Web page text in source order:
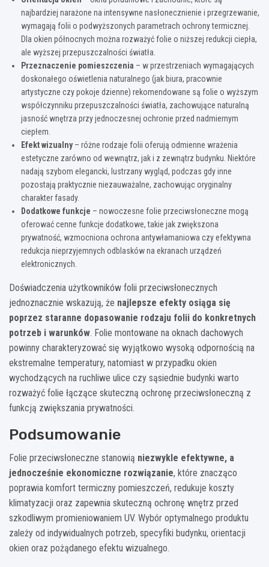
najbardziej narażone na intensywne nasłonecznienie i przegrzewanie,
wymagają folii o podwyższonych parametrach ochrony termicznej.
Dla okien północnych można rozważyć folie o niższej redukcji ciepła,
ale wyższej przepuszczalności światła.
Przeznaczenie pomieszczenia – w przestrzeniach wymagających
doskonałego oświetlenia naturalnego (jak biura, pracownie
artystyczne czy pokoje dzienne) rekomendowane są folie o wyższym
współczynniku przepuszczalności światła, zachowujące naturalną
jasność wnętrza przy jednoczesnej ochronie przed nadmiernym
ciepłem.
Efekt wizualny– różne rodzaje folii oferują odmienne wrażenia
estetyczne zarówno od wewnątrz, jak i z zewnątrz budynku. Niektóre
nadają szybom elegancki, lustrzany wygląd, podczas gdy inne
pozostają praktycznie niezauważalne, zachowując oryginalny
charakter fasady.
Dodatkowe funkcje – nowoczesne folie przeciwsłoneczne mogą
oferować cenne funkcje dodatkowe, takie jak zwiększona
prywatność, wzmocniona ochrona antywłamaniowa czy efektywna
redukcja nieprzyjemnych odblasków na ekranach urządzeń
elektronicznych.
Doświadczenia użytkowników folii przeciwsłonecznych
jednoznacznie wskazują, że najlepsze efekty osiąga się
poprzez staranne dopasowanie rodzaju folii do konkretnych
potrzeb i warunków. Folie montowane na oknach dachowych
powinny charakteryzować się wyjątkowo wysoką odpornością na
ekstremalne temperatury, natomiast w przypadku okien
wychodzących na ruchliwe ulice czy sąsiednie budynki warto
rozważyć folie łączące skuteczną ochronę przeciwsłoneczną z
funkcją zwiększania prywatności.
Podsumowanie
Folie przeciwsłoneczne stanowią niezwykle efektywne, a
jednocześnie ekonomiczne rozwiązanie, które znacząco
poprawia komfort termiczny pomieszczeń, redukuje koszty
klimatyzacji oraz zapewnia skuteczną ochronę wnętrz przed
szkodliwym promieniowaniem UV. Wybór optymalnego produktu
zależy od indywidualnych potrzeb, specyfiki budynku, orientacji
okien oraz pożądanego efektu wizualnego.